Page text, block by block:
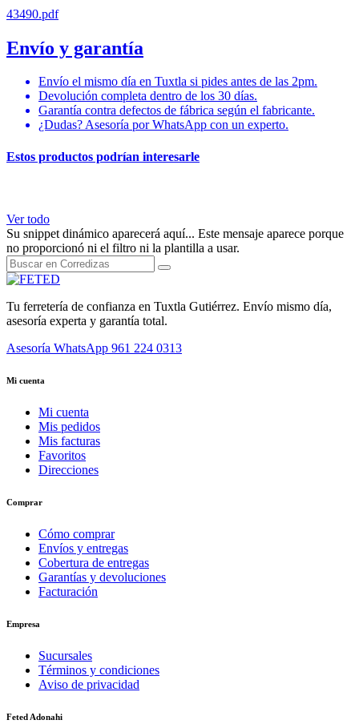
43490.pdf
Envío y garantía
Envío el mismo día en Tuxtla si pides antes de las 2pm.
Devolución completa dentro de los 30 días.
Garantía contra defectos de fábrica según el fabricante.
¿Dudas? Asesoría por WhatsApp con un experto.
Estos productos podrían interesarle
Ver todo
Su snippet dinámico aparecerá aquí... Este mensaje aparece porque
no proporcionó ni el filtro ni la plantilla a usar.
Tu ferretería de confianza en Tuxtla Gutiérrez. Envío mismo día,
asesoría experta y garantía total.
Asesoría WhatsApp 961 224 0313
Mi cuenta
Mi cuenta
Mis pedidos
Mis facturas
Favoritos
Direcciones
Comprar
Cómo comprar
Envíos y entregas
Cobertura de entregas
Garantías y devoluciones
Facturación
Empresa
Sucursales
Términos y condiciones
Aviso de privacidad
Feted Adonahi